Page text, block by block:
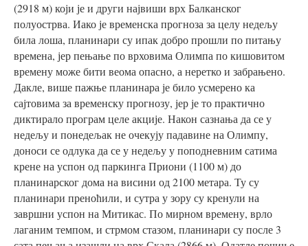
(2918 м) који је и други највиши врх Балканског
полуострва. Иако је временска прогноза за целу недељу
била лоша, планинари су ипак добро прошли по питању
времена, јер пењање по врховима Олимпа по кишовитом
времену може бити веома опасно, а неретко и забрањено.
Дакле, више пажње планинара је било усмерено ка
сајтовима за временску прогнозу, јер је то практично
диктирало програм целе акције. Након сазнања да се у
недељу и понедељак не очекују падавине на Олимпу,
доноси се одлука да се у недељу у поподневним сатима
крене на успон од паркинга Приони (1100 м) до
планинарског дома на висини од 2100 метара. Ту су
планинари преноћили, и сутра у зору су кренули на
завршни успон на Митикас. По мирном времену, врло
лаганим темпом, и стрмом стазом, планинари су после 3